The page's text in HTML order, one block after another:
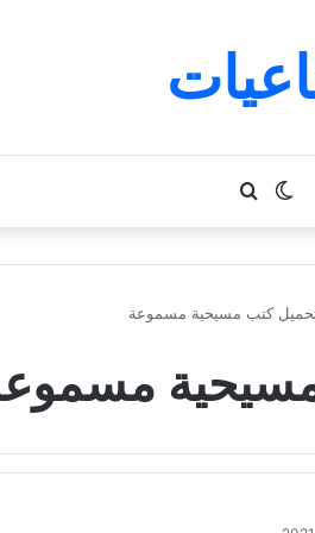
بحث
عن
الوضع
المظلم
كتب مسيحية مسموعة